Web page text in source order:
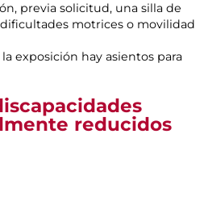
previa solicitud, una silla de
motrices o movilidad
exposición hay asientos para
reducidos